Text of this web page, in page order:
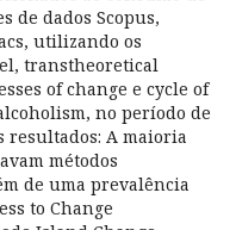
de dados Scopus,
utilizando os
transtheoretical
of change e cycle of
no período de
resultados: A maioria
métodos
de uma prevalência
to Change